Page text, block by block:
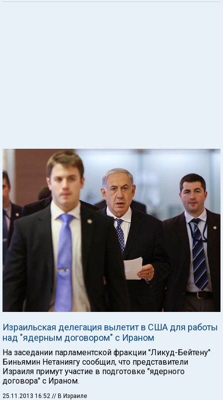
Израильская делегация вылетит в США для работы
над "ядерным договором" с Ираном
На заседании парламентской фракции "Ликуд-Бейтену"
Биньямин Нетаниягу сообщил, что представители
Израиля примут участие в подготовке "ядерного
договора" с Ираном.
25.11.2013 16:52 // В Израиле